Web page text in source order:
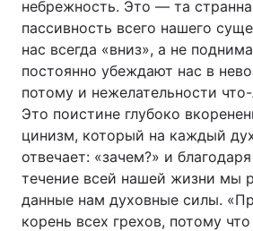
небрежность. Это — та
пассивность всего нашего
нас всегда «вниз», а не
постоянно убеждают нас в
потому и нежелательности
Это поистине глубоко
цинизм, который на каждый
отвечает: «зачем?» и
течение всей нашей жизни мы
данные нам духовные силы.
корень всех грехов, потому